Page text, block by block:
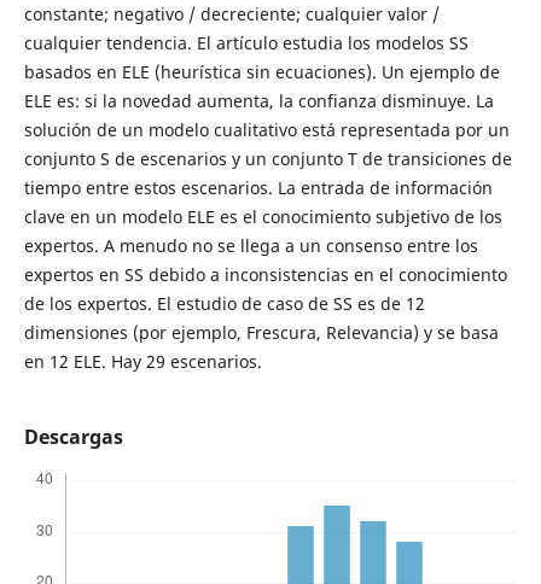
constante; negativo / decreciente; cualquier valor /
cualquier tendencia. El artículo estudia los modelos SS
basados ​​en ELE (heurística sin ecuaciones). Un ejemplo de
ELE es: si la novedad aumenta, la confianza disminuye. La
solución de un modelo cualitativo está representada por un
conjunto S de escenarios y un conjunto T de transiciones de
tiempo entre estos escenarios. La entrada de información
clave en un modelo ELE es el conocimiento subjetivo de los
expertos. A menudo no se llega a un consenso entre los
expertos en SS debido a inconsistencias en el conocimiento
de los expertos. El estudio de caso de SS es de 12
dimensiones (por ejemplo, Frescura, Relevancia) y se basa
en 12 ELE. Hay 29 escenarios.
Descargas